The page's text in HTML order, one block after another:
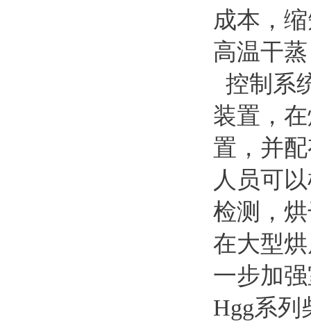
成本，
高温干
控制系
装置，
置，并
人员可
检测，
在大型
一步加
Hgg系列